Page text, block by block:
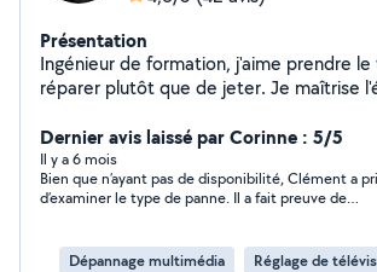
Présentation
Ingénieur de formation, j'aime prendre
réparer plutôt que de jeter. Je maîtrise
le bois et faire des bricolages en tout
Dernier avis laissé par Corinne : 5/5
Il y a 6 mois
Bien que n’ayant pas de disponibilité, Clément a
d’examiner le type de panne. Il a fait preuve de
Dépannage multimédia Réglage de